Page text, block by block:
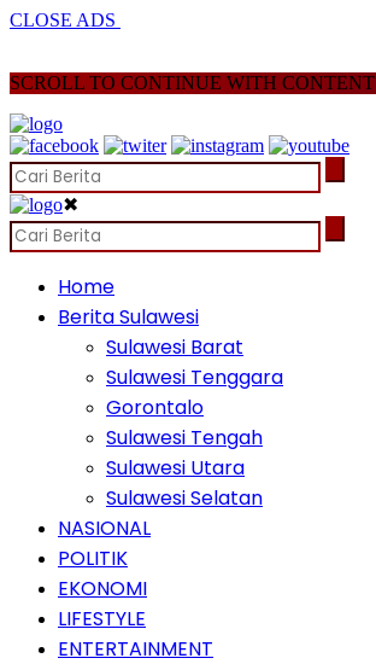
CLOSE ADS
SCROLL TO CONTINUE WITH CONTENT
✖
Home
Berita Sulawesi
Sulawesi Barat
Sulawesi Tenggara
Gorontalo
Sulawesi Tengah
Sulawesi Utara
Sulawesi Selatan
NASIONAL
POLITIK
EKONOMI
LIFESTYLE
ENTERTAINMENT